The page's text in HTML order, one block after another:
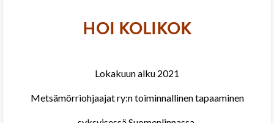
HOI KOLIKOK
Lokakuun alku 2021
Metsämörriohjaajat ry:n toiminnallinen tapaaminen